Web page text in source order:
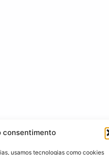
consentimento
usamos tecnologias como cookies